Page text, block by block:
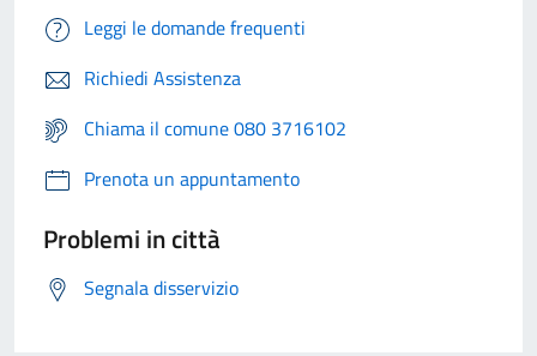
Leggi le domande frequenti
Richiedi Assistenza
Chiama il comune 080 3716102
Prenota un appuntamento
Problemi in città
Segnala disservizio